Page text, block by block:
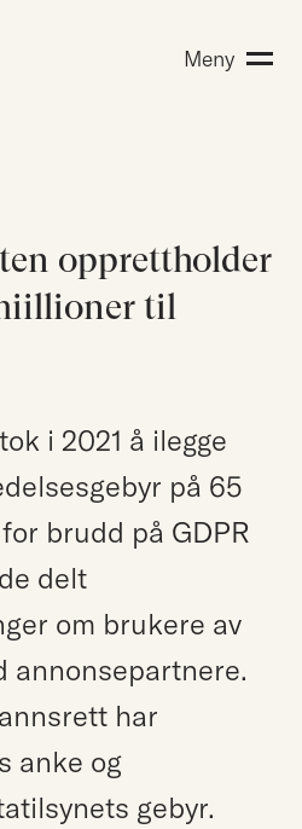
Meny
opprettholder
til
i 2021 å ilegge
på 65
brudd på GDPR
delt
om brukere av
annonsepartnere.
har
anke og
gebyr.